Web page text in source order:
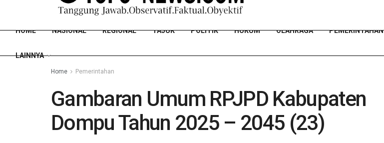
HOME NASIONAL REGIONAL TAJUK POLITIK HUKUM OLAHRAGA PEMERINTAHAN
LAINNYA
Home Pemerintahan
Gambaran Umum RPJPD Kabupaten
Dompu Tahun 2025 – 2045 (23)